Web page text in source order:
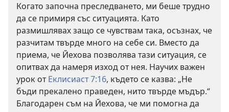
Когато започна преследването, ми беше трудно
да се примиря със ситуацията. Като
размишлявах защо се чувствам така, осъзнах, че
разчитам твърде много на себе си. Вместо да
приема, че Йехова позволява тази ситуация, се
опитвах да намеря изход от нея. Научих важен
урок отЕклисиаст 7:16, където се казва: „Не
бъди прекалено праведен, нито твърде мъдър.“
Благодарен съм на Йехова, че ми помогна да